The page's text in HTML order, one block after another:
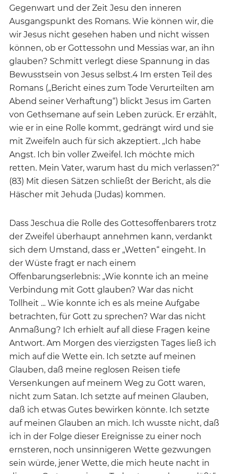
Gegenwart und der Zeit Jesu den inneren
Ausgangspunkt des Romans. Wie können wir, die
wir Jesus nicht gesehen haben und nicht wissen
können, ob er Gottessohn und Messias war, an ihn
glauben? Schmitt verlegt diese Spannung in das
Bewusstsein von Jesus selbst.4 Im ersten Teil des
Romans („Bericht eines zum Tode Verurteilten am
Abend seiner Verhaftung“) blickt Jesus im Garten
von Gethsemane auf sein Leben zurück. Er erzählt,
wie er in eine Rolle kommt, gedrängt wird und sie
mit Zweifeln auch für sich akzeptiert. „Ich habe
Angst. Ich bin voller Zweifel. Ich möchte mich
retten. Mein Vater, warum hast du mich verlassen?“
(83) Mit diesen Sätzen schließt der Bericht, als die
Häscher mit Jehuda (Judas) kommen.
Dass Jeschua die Rolle des Gottesoffenbarers trotz
der Zweifel überhaupt annehmen kann, verdankt
sich dem Umstand, dass er „Wetten“ eingeht. In
der Wüste fragt er nach einem
Offenbarungserlebnis: „Wie konnte ich an meine
Verbindung mit Gott glauben? War das nicht
Tollheit ... Wie konnte ich es als meine Aufgabe
betrachten, für Gott zu sprechen? War das nicht
Anmaßung? Ich erhielt auf all diese Fragen keine
Antwort. Am Morgen des vierzigsten Tages ließ ich
mich auf die Wette ein. Ich setzte auf meinen
Glauben, daß meine reglosen Reisen tiefe
Versenkungen auf meinem Weg zu Gott waren,
nicht zum Satan. Ich setzte auf meinen Glauben,
daß ich etwas Gutes bewirken könnte. Ich setzte
auf meinen Glauben an mich. Ich wusste nicht, daß
ich in der Folge dieser Ereignisse zu einer noch
ernsteren, noch unsinnigeren Wette gezwungen
sein würde, jener Wette, die mich heute nacht in